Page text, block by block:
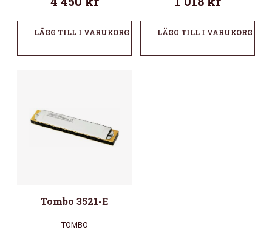
LÄGG TILL I VARUKORG LÄGG TILL I VARUKORG
Tombo 3521-E
TOMBO